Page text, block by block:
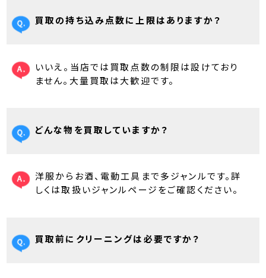
買取の持ち込み点数に上限はありますか？
いいえ。当店では買取点数の制限は設けており
ません。大量買取は大歓迎です。
どんな物を買取していますか？
洋服からお酒、電動工具まで多ジャンルです。詳
しくは取扱いジャンルページをご確認ください。
買取前にクリーニングは必要ですか？